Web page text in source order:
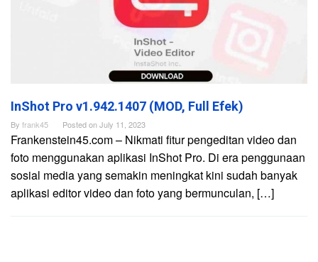
InShot Pro v1.942.1407 (MOD, Full Efek)
By frank45 Posted onJuly 11, 2023
Frankenstein45.com – Nikmati fitur pengeditan video dan
foto menggunakan aplikasi InShot Pro. Di era penggunaan
sosial media yang semakin meningkat kini sudah banyak
aplikasi editor video dan foto yang bermunculan, […]